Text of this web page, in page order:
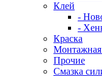
Клей
-
-
Краска
Монтажная
Прочие
Смазка